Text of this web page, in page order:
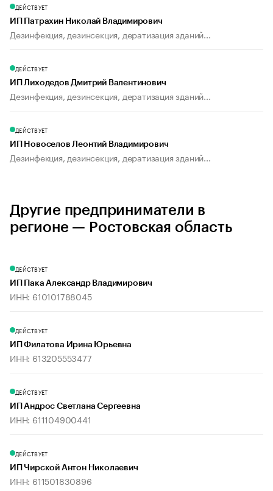
ДЕЙСТВУЕТ
ИП Патрахин Николай Владимирович
Дезинфекция, дезинсекция, дератизация зданий...
ДЕЙСТВУЕТ
ИП Лиходедов Дмитрий Валентинович
Дезинфекция, дезинсекция, дератизация зданий...
ДЕЙСТВУЕТ
ИП Новоселов Леонтий Владимирович
Дезинфекция, дезинсекция, дератизация зданий...
Другие предприниматели в
регионе — Ростовская область
ДЕЙСТВУЕТ
ИП Пака Александр Владимирович
ИНН: 610101788045
ДЕЙСТВУЕТ
ИП Филатова Ирина Юрьевна
ИНН: 613205553477
ДЕЙСТВУЕТ
ИП Андрос Светлана Сергеевна
ИНН: 611104900441
ДЕЙСТВУЕТ
ИП Чирской Антон Николаевич
ИНН: 611501830896